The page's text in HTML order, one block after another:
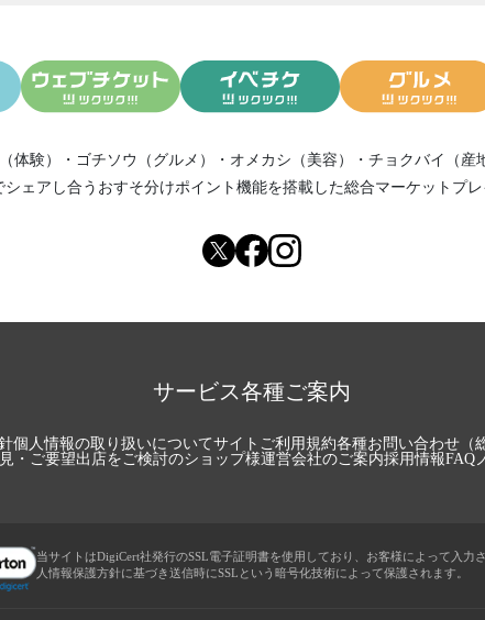
体験） ・ ゴチソウ（グルメ） ・ オメカシ（美容） ・ チョクバイ（産
シェアし合う おすそ分けポイント機能を搭載した総合マーケットプレ
サービス各種ご案内
個人情報の取り扱いについてサイトご利用規約各種お問い合わせ（
・ご要望出店をご検討のショップ様運営会社のご案内採用情報FAQ
当サイトはDigiCert社発行のSSL電子証明書を使用しており、お客様によって入力
人情報保護方針に基づき送信時にSSLという暗号化技術によって保護されます。